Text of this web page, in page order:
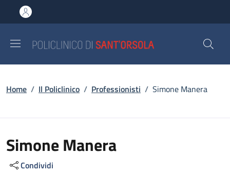
al contenuto principale
to footer content
Briciole di pane
Home / Il Policlinico / Professionisti / Simone Manera
Simone Manera
Condividi